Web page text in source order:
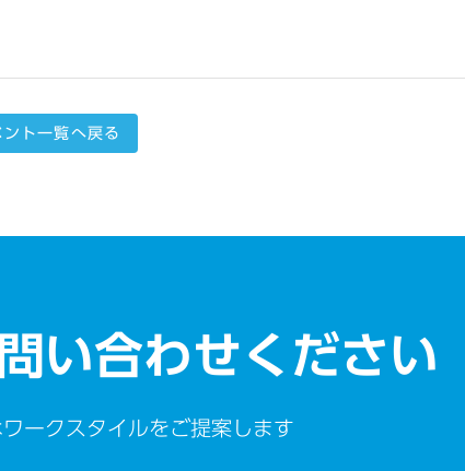
ント一覧へ戻る
い合わせください
ークスタイルをご提案します